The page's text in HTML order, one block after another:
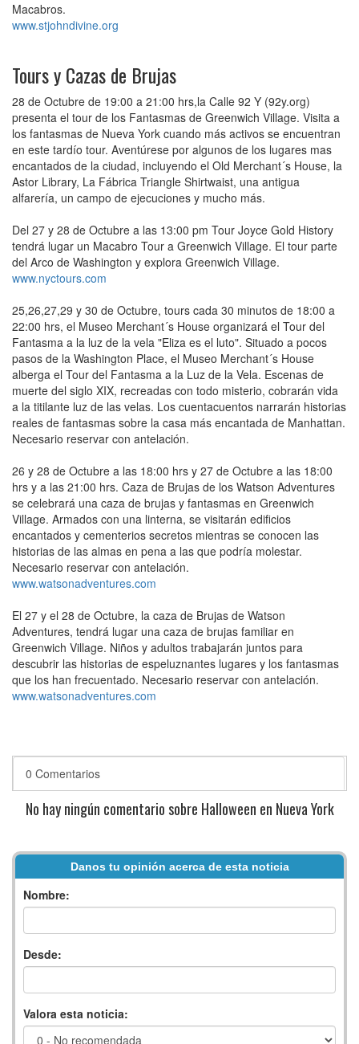
Macabros.
www.stjohndivine.org
Tours y Cazas de Brujas
28 de Octubre de 19:00 a 21:00 hrs,la Calle 92 Y (92y.org)
presenta el tour de los Fantasmas de Greenwich Village. Visita a
los fantasmas de Nueva York cuando más activos se encuentran
en este tardío tour. Aventúrese por algunos de los lugares mas
encantados de la ciudad, incluyendo el Old Merchant´s House, la
Astor Library, La Fábrica Triangle Shirtwaist, una antigua
alfarería, un campo de ejecuciones y mucho más.
Del 27 y 28 de Octubre a las 13:00 pm Tour Joyce Gold History
tendrá lugar un Macabro Tour a Greenwich Village. El tour parte
del Arco de Washington y explora Greenwich Village.
www.nyctours.com
25,26,27,29 y 30 de Octubre, tours cada 30 minutos de 18:00 a
22:00 hrs, el Museo Merchant´s House organizará el Tour del
Fantasma a la luz de la vela "Eliza es el luto". Situado a pocos
pasos de la Washington Place, el Museo Merchant´s House
alberga el Tour del Fantasma a la Luz de la Vela. Escenas de
muerte del siglo XIX, recreadas con todo misterio, cobrarán vida
a la titilante luz de las velas. Los cuentacuentos narrarán historias
reales de fantasmas sobre la casa más encantada de Manhattan.
Necesario reservar con antelación.
26 y 28 de Octubre a las 18:00 hrs y 27 de Octubre a las 18:00
hrs y a las 21:00 hrs. Caza de Brujas de los Watson Adventures
se celebrará una caza de brujas y fantasmas en Greenwich
Village. Armados con una linterna, se visitarán edificios
encantados y cementerios secretos mientras se conocen las
historias de las almas en pena a las que podría molestar.
Necesario reservar con antelación.
www.watsonadventures.com
El 27 y el 28 de Octubre, la caza de Brujas de Watson
Adventures, tendrá lugar una caza de brujas familiar en
Greenwich Village. Niños y adultos trabajarán juntos para
descubrir las historias de espeluznantes lugares y los fantasmas
que los han frecuentado. Necesario reservar con antelación.
www.watsonadventures.com
0 Comentarios
No hay ningún comentario sobre Halloween en Nueva York
Danos tu opinión acerca de esta noticia
Nombre:
Desde:
Valora esta noticia: